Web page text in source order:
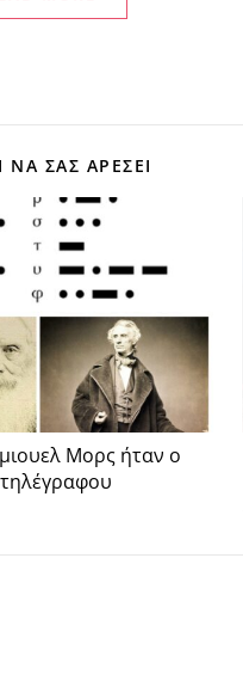
ΝΑ ΣΑΣ ΑΡΈΣΕΙ
Μορς ήταν ο